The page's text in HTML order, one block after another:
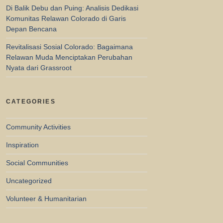
Di Balik Debu dan Puing: Analisis Dedikasi
Komunitas Relawan Colorado di Garis
Depan Bencana
Revitalisasi Sosial Colorado: Bagaimana
Relawan Muda Menciptakan Perubahan
Nyata dari Grassroot
CATEGORIES
Community Activities
Inspiration
Social Communities
Uncategorized
Volunteer & Humanitarian